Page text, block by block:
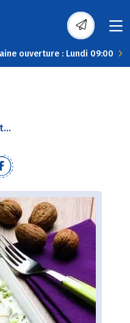
ouverture : Lundi 09:00